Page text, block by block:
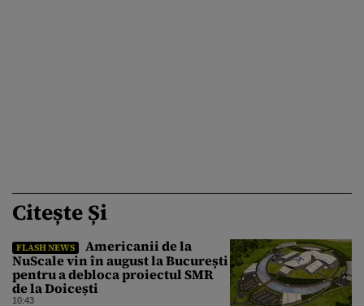
Citește Și
FLASH NEWS
Americanii de la
NuScale vin în august la București
pentru a debloca proiectul SMR
de la Doicești
10:43